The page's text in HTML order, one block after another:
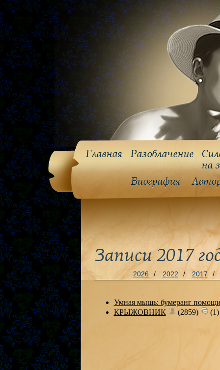
Главная Разоблачение
на
Биография
Записи 2017
2026 / 2022 / 2017 /
Умная мышь: бумеранг
КРЫЖОВНИК
(2859) (1)